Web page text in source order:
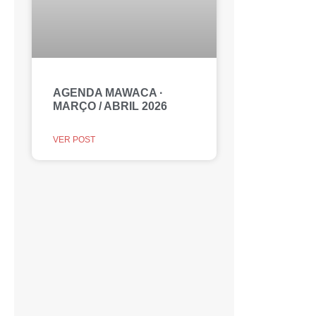
AGENDA MAWACA ·
MARÇO / ABRIL 2026
VER POST